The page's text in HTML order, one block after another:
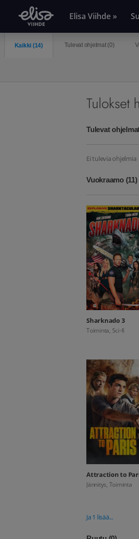
Elisa Viihde »
Kaikki (14) Tulevat ohjelmat (0)
Tulokset
Tulevat
Ei tulevia ohjelmia
Vuokraamo(11)
Sharknado 3
Toiminta, Sci-fi
Attraction to
Jännitys, Toiminta
Ja 1 lisää...